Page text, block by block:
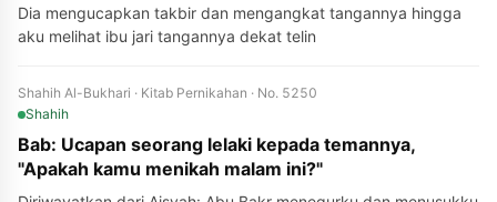
Dia mengucapkan takbir dan mengangkat tangannya hingga
aku melihat ibu jari tangannya dekat telin
Shahih Al-Bukhari · Kitab Pernikahan · No. 5250
Shahih
Bab: Ucapan seorang lelaki kepada temannya,
"Apakah kamu menikah malam ini?"